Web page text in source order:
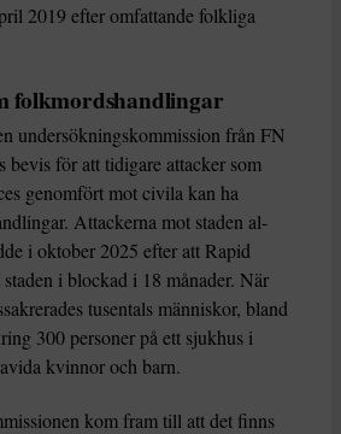
2019 efter omfattande folkliga
folkmordshandlingar
undersökningskommission från FN
för att tidigare attacker som
genomfört mot civila kan ha
Attackerna mot staden al-
i oktober 2025 efter att Rapid
i blockad i 18 månader. När
tusentals människor, bland
300 personer på ett sjukhus i
kvinnor och barn.
kom fram till att det finns